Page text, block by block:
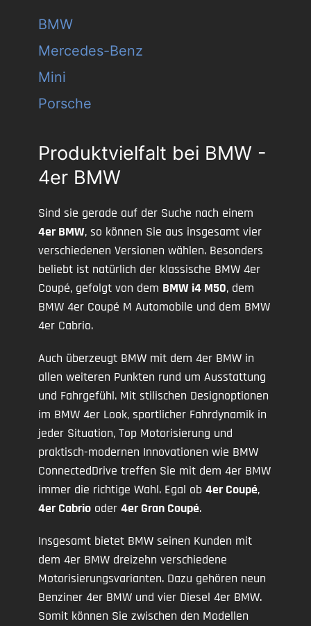
BMW
Mercedes-Benz
Mini
Porsche
Produktvielfalt bei BMW -
4er BMW
Sind sie gerade auf der Suche nach einem
4er BMW, so können Sie aus insgesamt vier
verschiedenen Versionen wählen. Besonders
beliebt ist natürlich der klassische BMW 4er
Coupé, gefolgt von dem BMW i4 M50, dem
BMW 4er Coupé M Automobile und dem BMW
4er Cabrio.
Auch überzeugt BMW mit dem 4er BMW in
allen weiteren Punkten rund um Ausstattung
und Fahrgefühl. Mit stilischen Designoptionen
im BMW 4er Look, sportlicher Fahrdynamik in
jeder Situation, Top Motorisierung und
praktisch-modernen Innovationen wie BMW
ConnectedDrive treffen Sie mit dem 4er BMW
immer die richtige Wahl. Egal ob 4er Coupé,
4er Cabrio oder 4er Gran Coupé.
Insgesamt bietet BMW seinen Kunden mit
dem 4er BMW dreizehn verschiedene
Motorisierungsvarianten. Dazu gehören neun
Benziner 4er BMW und vier Diesel 4er BMW.
Somit können Sie zwischen den Modellen